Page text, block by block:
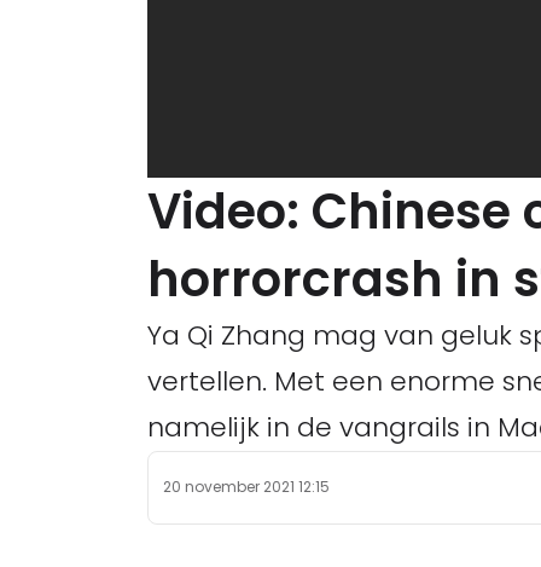
Video: Chinese
horrorcrash in
Ya Qi Zhang mag van geluk
vertellen. Met een enorme
namelijk in de vangrails in
20 november 2021 12:15